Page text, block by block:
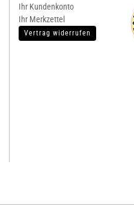
Ihr Kundenkonto
Ihr Merkzettel
Vertrag widerrufen